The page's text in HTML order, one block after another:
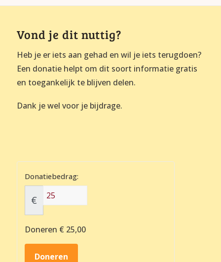
Vond je dit nuttig?
Heb je er iets aan gehad en wil je iets terugdoen?
Een donatie helpt om dit soort informatie gratis
en toegankelijk te blijven delen.
Dank je wel voor je bijdrage.
Donatiebedrag:
€
Doneren € 25,00
Doneren